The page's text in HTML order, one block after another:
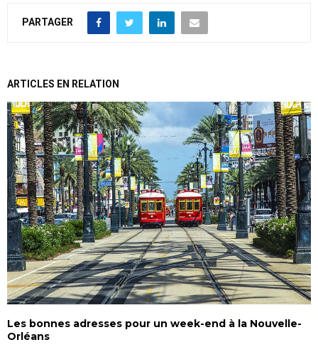
PARTAGER
ARTICLES EN RELATION
Les bonnes adresses pour un week-end à la Nouvelle-
Orléans